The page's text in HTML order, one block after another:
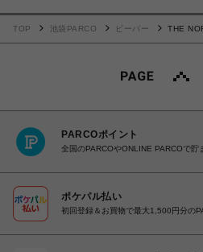
TOP 池袋PARCO ビーバー
THE
PARCOポイント
全国のPARCOやONLINE PARCOで貯
ポケパル払い
初回登録＆お買物で最大1,500円分の